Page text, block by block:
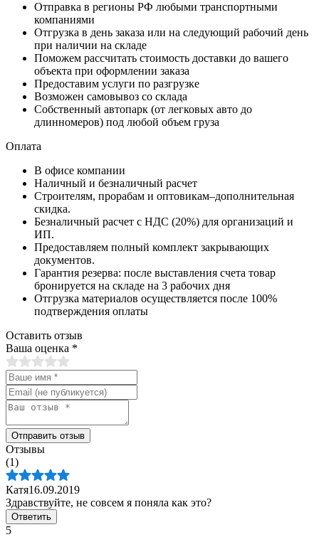
Отправка в регионы РФ любыми транспортными
компаниями
Отгрузка в день заказа или на следующий рабочий день
при наличии на складе
Поможем рассчитать стоимость доставки до вашего
объекта при оформлении заказа
Предоставим услуги по разгрузке
Возможен самовывоз со склада
Собственный автопарк (от легковых авто до
длинномеров) под любой объем груза
Оплата
В офисе компании
Наличный и безналичный расчет
Строителям, прорабам и оптовикам–дополнительная
скидка.
Безналичный расчет с НДС (20%) для организаций и
ИП.
Предоставляем полный комплект закрывающих
документов.
Гарантия резерва: после выставления счета товар
бронируется на складе на 3 рабочих дня
Отгрузка материалов осуществляется после 100%
подтверждения оплаты
Оставить отзыв
Ваша оценка *
Отправить отзыв
Отзывы
(1)
Катя16.09.2019
Здравствуйте, не совсем я поняла как это?
Ответить
5